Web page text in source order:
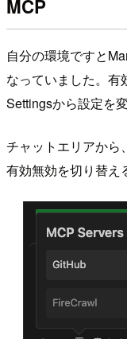
MCP
自分の環境ですと
なっていました。有
Settingsから設定を
チャットエリアから
有効無効を切り替え